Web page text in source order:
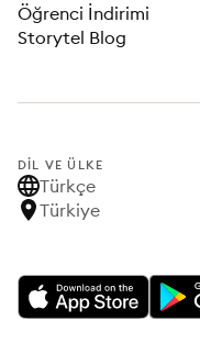
Öğrenci İndirimi
Storytel Blog
DIL VE ÜLKE
Türkçe
Türkiye